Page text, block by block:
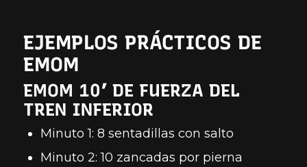
EJEMPLOS PRÁCTICOS DE
EMOM
EMOM 10’ DE FUERZA DEL
TREN INFERIOR
Minuto 1: 8 sentadillas con salto
Minuto 2: 10 zancadas por pierna